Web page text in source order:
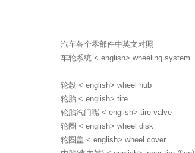
汽车各个零部件中英文对照
车轮系统 < english> wheeling system
轮毂 < english> wheel hub
轮胎 < english> tire
轮胎汽门嘴 < english> tire valve
轮圈 < english> wheel disk
轮圈盖 < english> wheel cover